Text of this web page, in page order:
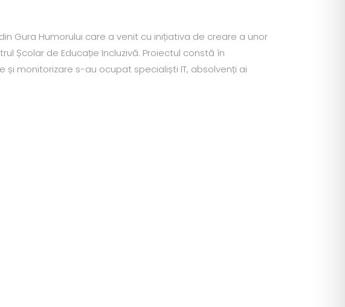
Gura Humorului care a venit cu inițiativa de creare a unor
Școlar de Educație Incluzivă. Proiectul constă în
monitorizare s-au ocupat specialiști IT, absolvenți ai